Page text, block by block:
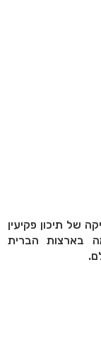
של תיכון פקיעין
בארצות הברית